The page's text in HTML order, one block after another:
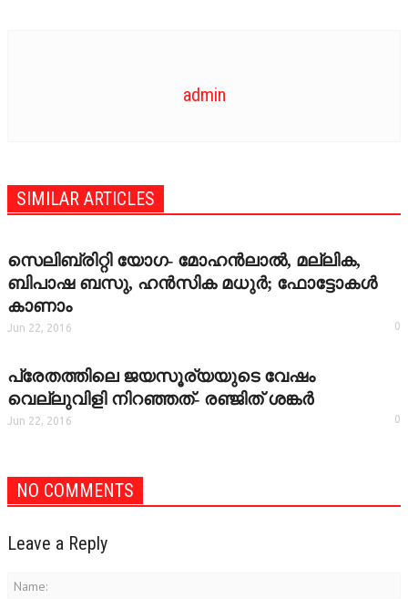
admin
SIMILAR ARTICLES
സെലിബ്രിറ്റി യോഗ- മോഹന്‍ലാല്‍, മല്ലിക,
ബിപാഷ ബസു, ഹന്‍സിക മധുര്‍; ഫോട്ടോകള്‍
കാണാം
Jun 22, 2016 0
പ്രേതത്തിലെ ജയസൂര്യയുടെ വേഷം
വെല്ലുവിളി നിറഞ്ഞത്- രഞ്ജിത് ശങ്കര്‍
Jun 22, 2016 0
NO COMMENTS
Leave a Reply